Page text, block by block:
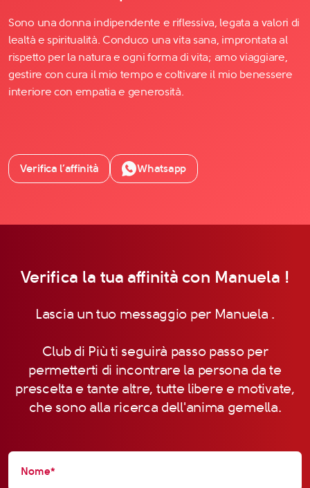
Sono una donna indipendente e riflessiva, legata a valori di
lealtà e spiritualità. Conduco una vita sana, improntata al
rispetto per la natura e ogni forma di vita; amo viaggiare,
gestire con cura il mio tempo e coltivare il mio benessere
interiore con empatia e generosità.
Verifica l’affinità Whatsapp
Verifica la tua affinità con Manuela !
Lascia un tuo messaggio per Manuela .
Club di Più ti seguirà passo passo per
permetterti di incontrare la persona da te
prescelta e tante altre, tutte libere e motivate,
che sono alla ricerca dell'anima gemella.